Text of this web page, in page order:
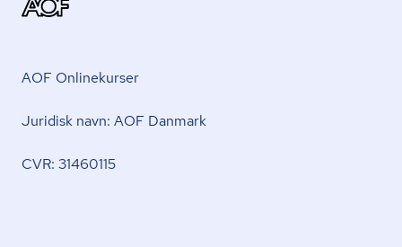
AOF Onlinekurser
Juridisk navn: AOF Danmark
CVR: 31460115